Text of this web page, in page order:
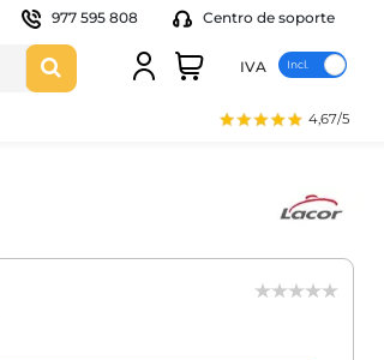
977 595 808 Centro de soporte
IVA
4,67/5